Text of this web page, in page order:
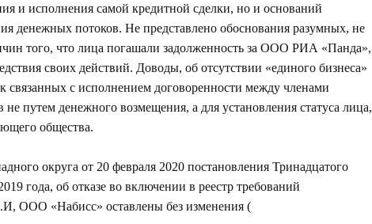
и исполнения самой кредитной сделки, но и оснований
денежных потоков. Не представлено обоснования разумных, не
того, что лица погашали задолженность за ООО РИА «Панда»,
своих действий. Доводы, об отсутствии «единого бизнеса»
с исполнением договоренности между членами
путем денежного возмещения, а для установления статуса лица,
общества.
округа от 20 февраля 2020 постановления Тринадцатого
года, об отказе во включении в реестр требований
ООО «Набисс» оставлены без изменения (